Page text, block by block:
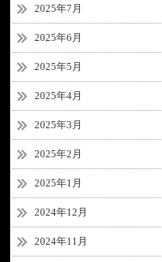
2025年7月
2025年6月
2025年5月
2025年4月
2025年3月
2025年2月
2025年1月
2024年12月
2024年11月